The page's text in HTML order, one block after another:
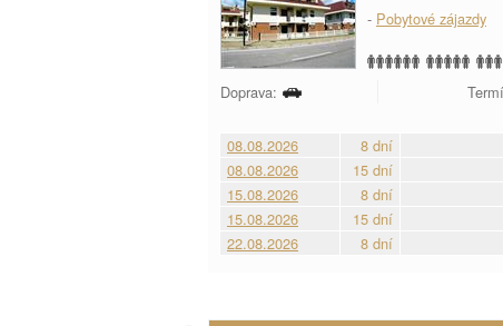
- Pobytové zájazdy
Doprava:
08.08.2026 8 dní
08.08.2026
15 dní
15.08.2026
8 dní
15.08.2026
15 dní
22.08.2026
8 dní